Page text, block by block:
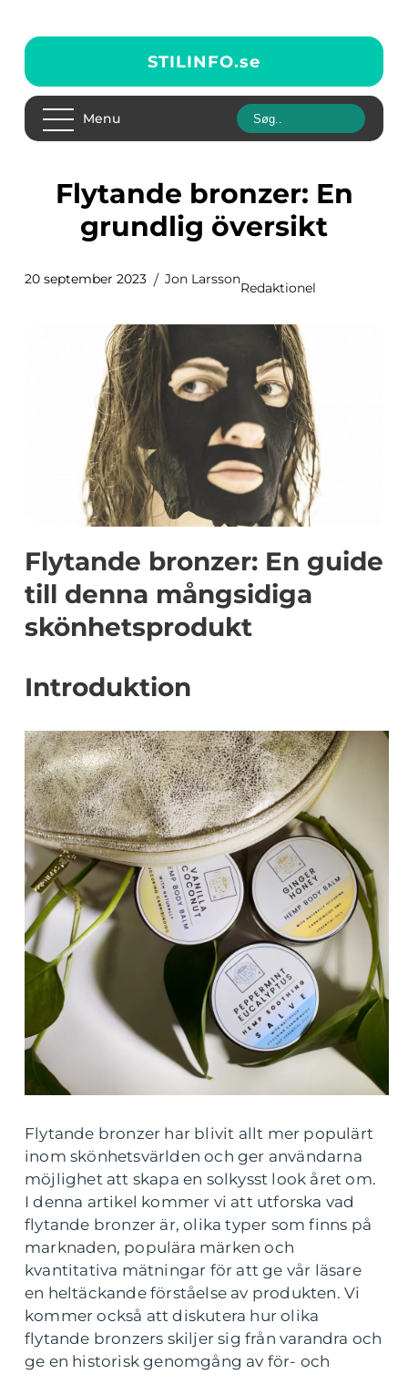
STILINFO.se
Menu
Flytande bronzer: En
grundlig översikt
20 september 2023 Jon Larsson
Redaktionel
Flytande bronzer: En guide
till denna mångsidiga
skönhetsprodukt
Introduktion
Flytande bronzer har blivit allt mer populärt
inom skönhetsvärlden och ger användarna
möjlighet att skapa en solkysst look året om.
I denna artikel kommer vi att utforska vad
flytande bronzer är, olika typer som finns på
marknaden, populära märken och
kvantitativa mätningar för att ge vår läsare
en heltäckande förståelse av produkten. Vi
kommer också att diskutera hur olika
flytande bronzers skiljer sig från varandra och
ge en historisk genomgång av för- och